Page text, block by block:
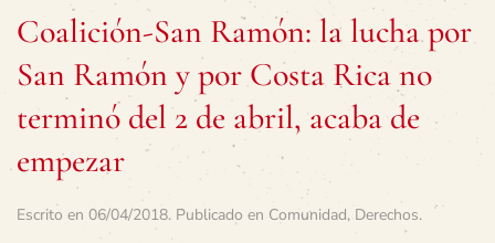
Coalición-San Ramón: la lucha por
San Ramón y por Costa Rica no
terminó del 2 de abril, acaba de
empezar
Escrito en 06/04/2018. Publicado en Comunidad, Derechos.